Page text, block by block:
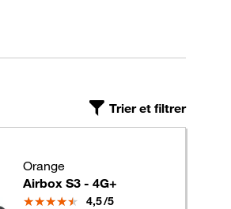
Trier et filtrer
Orange
Airbox S3 - 4G+
Note
4,5/5